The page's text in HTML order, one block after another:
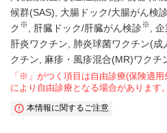
候群(SAS)
大腸ドック/大腸がん検
ク ※ 肝臓ドック/肝臓がん検診※ 企
肝炎ワクチン
肺炎球菌ワクチン(成
クチン
麻疹・風疹混合(MR)ワクチ
「※」がつく項目は自由診療(保険適
により自由診療となる場合があります。
本情報に関するご注意